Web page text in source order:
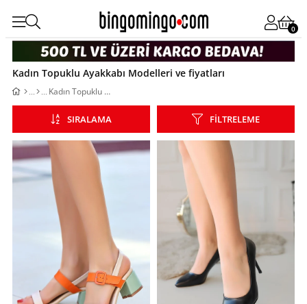
0
Kadın Topuklu Ayakkabı Modelleri ve fiyatları
Kadın Topuklu Ayakkabı Modelleri ve fiyatları
FILTRELEME
SIRALAMA